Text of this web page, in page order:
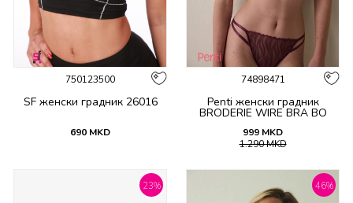
750123500
SF женски градник 26016
690 MKD
74898471
Penti женски градник
BRODERIE WIRE BRA BO
999 MKD
1.290MKD
23% 46%